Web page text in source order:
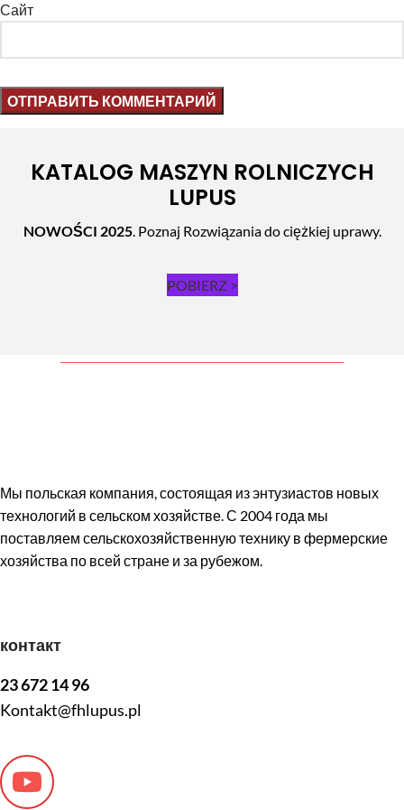
Сайт
KATALOG MASZYN ROLNICZYCH
LUPUS
NOWOŚCI 2025. Poznaj Rozwiązania do ciężkiej uprawy.
POBIERZ >
Мы польская компания, состоящая из энтузиастов новых
технологий в сельском хозяйстве. С 2004 года мы
поставляем сельскохозяйственную технику в фермерские
хозяйства по всей стране и за рубежом.
контакт
23 672 14 96
Kontakt@fhlupus.pl